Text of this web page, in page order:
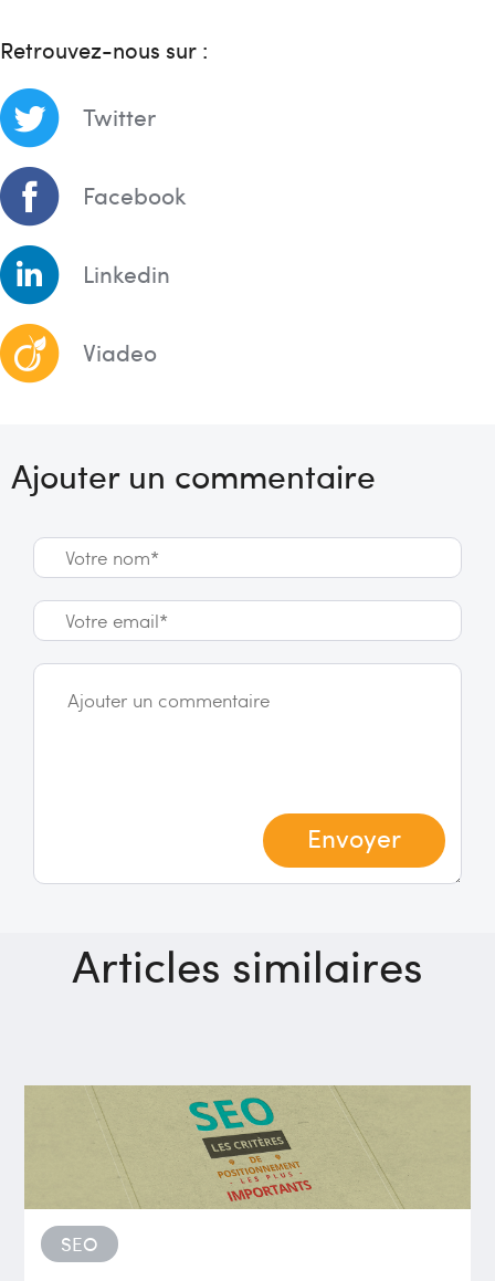
Retrouvez-nous sur :
Twitter
Facebook
Linkedin
Viadeo
Ajouter un commentaire
Envoyer
Articles similaires
SEO